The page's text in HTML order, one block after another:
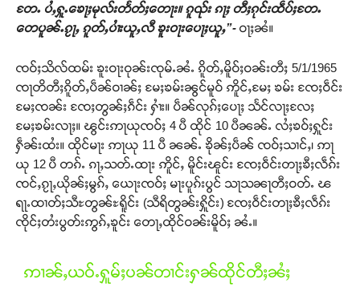
တႄႉ ပႆႇႁူႉၶေႃႈမုလ်းတႅတ်ႈတေႃး။ ၵူၺ်း ၵႃႈ တီႈၵုင်းထဵပ်ႈတႄႉ
တေပူၼ်ႉၵႂႃႇ ၵူတ်ႇပၢႆးယူႇလီ ၶူးဝႃးပေႃႈယူႇ”- ဝႃႈၼႆ။
ၸဝ်ႈသိလ်ထမ်း ၶူးဝႃးဝုၼ်းၸုမ်ႉၼႆႉ ၵိူတ်ႇမိူဝ်ႈဝၼ်းတီႈ 5/1/1965
ၸႃတိတီႈၵိူတ်ႇပဵၼ်ဝၢၼ်ႈ မႄႈၶမ်းၼွင်မူဝ် ဢိူင်ႇမႄႈ ၶမ်း ၸႄႈဝဵင်း
မႄႈၸၼ်း ၸႄႈတွၼ်ႈၵဵင်း ႁၢႆး။ ပဵၼ်လုၵ်ႈပေႃႈ သႅင်လႃႈလႄႈ
မႄႈၶမ်းလႃႈ။ ၽွင်းဢႃယုၸဝ်ႈ 4 ပီ ထိုင် 10 ပီၼၼ်ႉ လႆႈၶဝ်ႈႁူင်း
ႁဵၼ်းထႆး။ ထိုင်မႃး ဢႃယု 11 ပီ ၼၼ်ႉ ၶိုၼ်ႈပဵၼ် ၸဝ်ႈသၢင်ႇ၊ ဢႃ
ယု 12 ပီ တၵ်ႉ ၵႃႇသတ်ႉထႃး ဢိူင်ႇ မိူင်းၽူင်း ၸႄႈဝဵင်းတႃႈၶီႈလဵၵ်း
ၸင်ႇၵႂႃႇယိုၼ်ႈမွၵ်ႇ ယေႃးၸဝ်ႈ မႃးပူၵ်းပွင် သႃသၼႃတီႈဝတ်ႉ ၽ
ရႃႉထၢတ်ႈသီႊတွၼ်ႊရိူင်း (သီရိတွၼ်းႁိူင်း) ၸႄႈဝဵင်းတႃႈၶီႈလဵၵ်း
ၸိုင်ႈတႆးပွတ်းဢွၵ်ႇၶူင်း တေႃႇထိုင်ဝၼ်းမိူဝ်ႈ ၼႆႉ။
ဢၢၼ်ႇယဝ်ႉႁူမ်ႈပၼ်တၢင်းႁၼ်ထိုင်တီႈၼႆႈ